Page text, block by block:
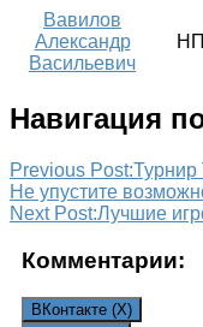
Вавилов
Александр
Васильевич
НП
Навигация
Previous Post:Турнир
Не упустите
Next Post:Лучшие
Комментарии:
ВКонтакте (X)